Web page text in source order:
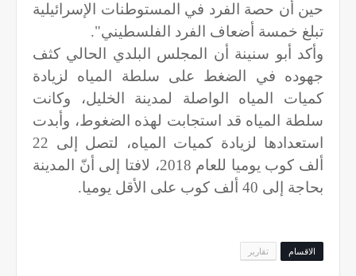
حين أن حصة الفرد في المستوطنات الإسرائيلية
تبلغ خمسة أضعاف الفرد الفلسطيني".
وأكد أبو سنينة أن المجلس البلدي الحالي كثف
جهوده في الضغط على سلطة المياه لزيادة
كميات المياه الواصلة لمدينة الخليل، وكانت
سلطة المياه قد استجابت لهذه الضغوط، وأبدت
استعدادها لزيادة كميات المياه، لتصل إلى 22
ألف كوب يوميا للعام 2018، لافتا إلى أنّ المدينة
بحاجة إلى 40 ألف كوب على الأقل يوميا.
الاقسام تقارير